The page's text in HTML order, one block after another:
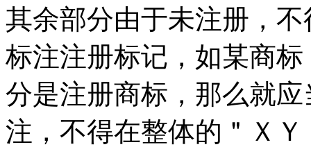
其余部分由于未注册，
标注注册标记，如某商
分是注册商标，那么就
注，不得在整体的＂Ｘ